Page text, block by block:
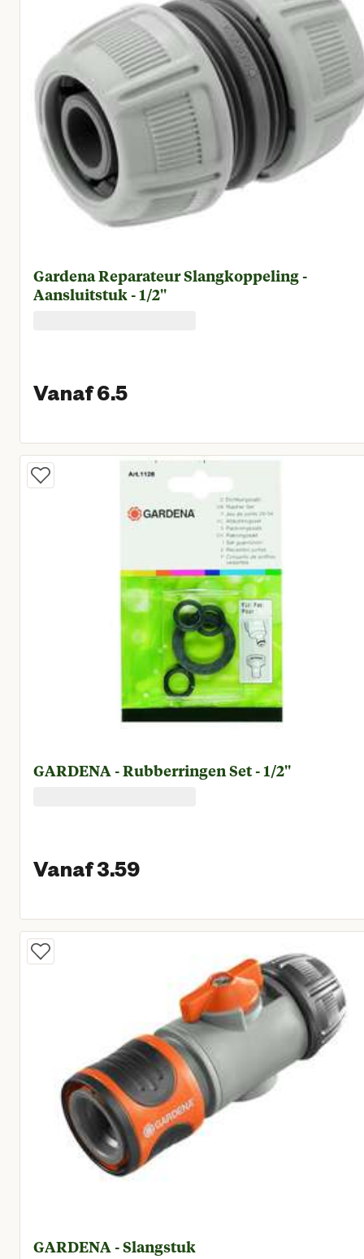
Gardena Reparateur Slangkoppeling -
Aansluitstuk - 1/2''
Vanaf 6.5
Vanaf huidige prijs €
GARDENA - Rubberringen Set - 1/2''
Vanaf 3.59
Vanaf huidige prijs €
GARDENA - Slangstuk